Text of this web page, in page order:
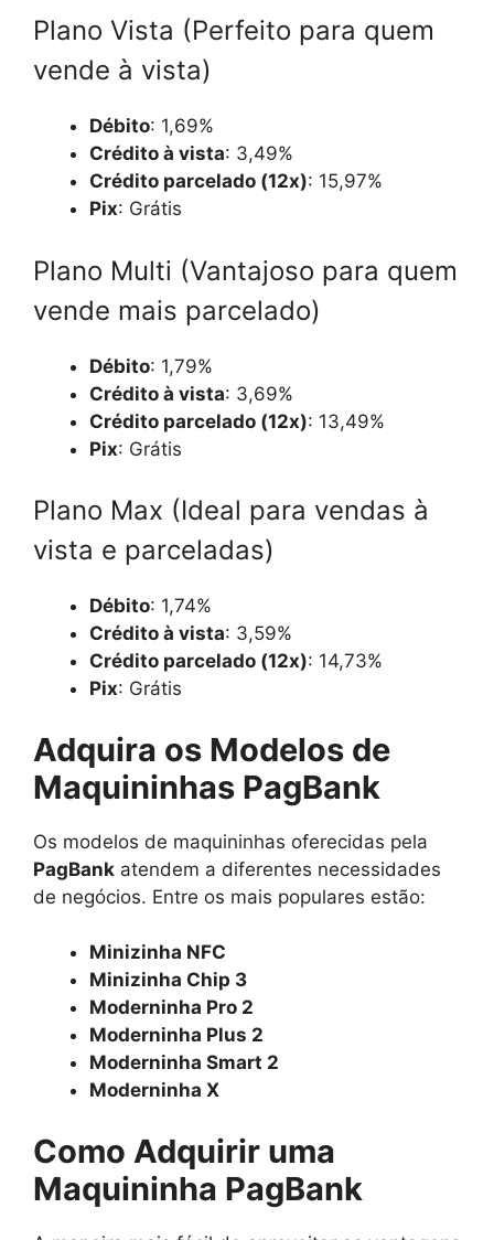
Plano Vista (Perfeito para quem
vende à vista)
Débito: 1,69%
Crédito à vista: 3,49%
Crédito parcelado (12x): 15,97%
Pix: Grátis
Plano Multi (Vantajoso para quem
vende mais parcelado)
Débito: 1,79%
Crédito à vista: 3,69%
Crédito parcelado (12x): 13,49%
Pix: Grátis
Plano Max (Ideal para vendas à
vista e parceladas)
Débito: 1,74%
Crédito à vista: 3,59%
Crédito parcelado (12x): 14,73%
Pix: Grátis
Adquira os Modelos de
Maquininhas PagBank
Os modelos de maquininhas oferecidas pela
PagBank atendem a diferentes necessidades
de negócios. Entre os mais populares estão:
Minizinha NFC
Minizinha Chip 3
Moderninha Pro 2
Moderninha Plus 2
Moderninha Smart 2
Moderninha X
Como Adquirir uma
Maquininha PagBank